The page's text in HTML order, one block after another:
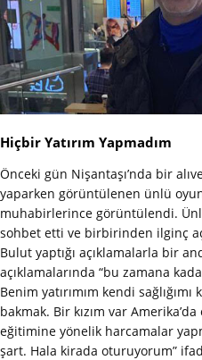
Hiçbir Yatırım Yapmadım
Önceki gün Nişantaşı’nda bir
yaparken görüntülenen ünlü
muhabirlerince görüntülendi.
sohbet etti ve birbirinden ilginç
Bulut yaptığı açıklamalarla bir
açıklamalarında “bu zamana
Benim yatırımım kendi
bakmak. Bir kızım var
eğitimine yönelik harcamalar
şart. Hala kirada oturuyorum”